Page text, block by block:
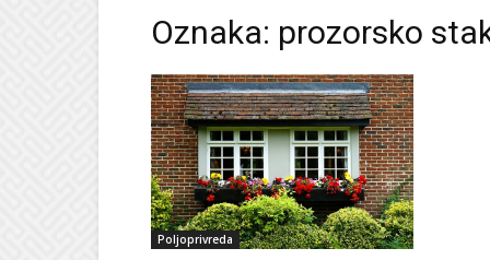
Oznaka: prozorsko
Poljoprivreda